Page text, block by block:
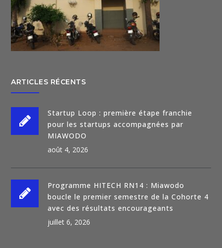
ARTICLES RÉCENTS
Startup Loop : première étape franchie
pour les startups accompagnées par
MIAWODO
août 4, 2026
Programme HITECH RN14 : Miawodo
boucle le premier semestre de la Cohorte 4
avec des résultats encourageants
juillet 6, 2026